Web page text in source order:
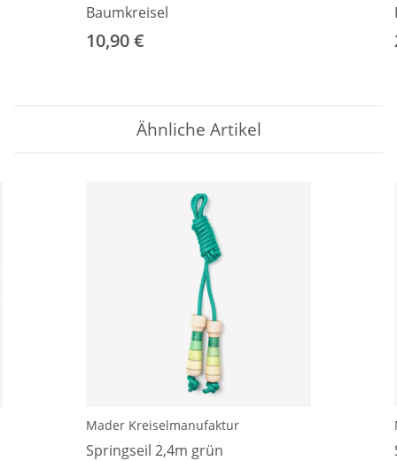
Baumkreisel
10,90 €
Ähnliche Artikel
Mader Kreiselmanufaktur
Springseil 2,4m grün